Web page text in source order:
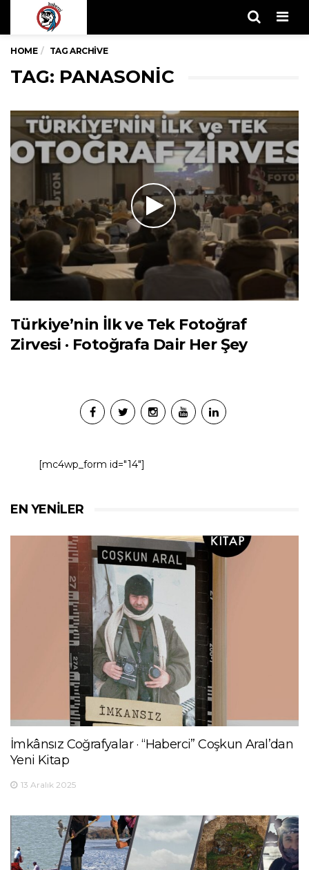
HOME TAG ARCHIVE
TAG: PANASONIC
Türkiye’nin İlk ve Tek Fotoğraf
Zirvesi · Fotoğrafa Dair Her Şey
[mc4wp_form id="14"]
EN YENILER
İmkânsız Coğrafyalar · “Haberci” Coşkun Aral’dan
Yeni Kitap
13 Aralık 2025